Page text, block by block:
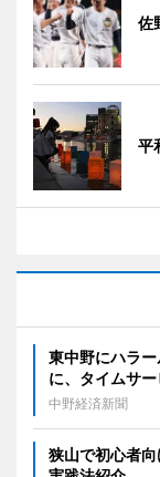
佐
平
東中野にハラ
に、タイムサ
中野経済新聞
狭山で初心者